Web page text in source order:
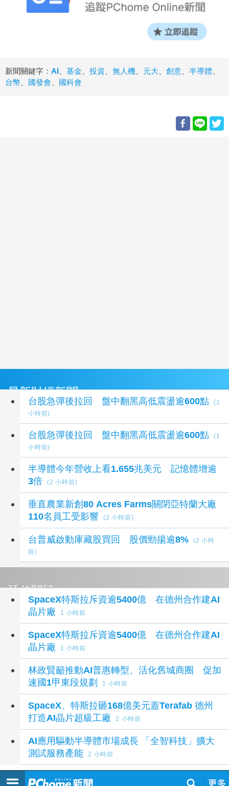
新聞關鍵字： AI 基金 投資 無人機 元大 創意 半導體
台幣
國發會 國科會
最新財經新聞
台股急彈後拉回 盤中翻黑高低震盪逾600點
(1
小時前)
台股急彈後拉回 盤中翻黑高低震盪逾600點
(1
小時前)
半導體今年營收上看1.655兆美元 記憶體增逾
3倍
(2 小時前)
垂直農業新創80 Acres Farms關閉亞特蘭大廠
110名員工受影響
(2 小時前)
台普威啟動庫藏股買回 股價勁揚逾8%
(2 小時
前)
延伸閱讀
SpaceX特斯拉斥資逾5400億 在德州合作建AI
晶片廠
1 小時前
SpaceX特斯拉斥資逾5400億 在德州合作建AI
晶片廠
1 小時前
林政賢籲推動AI普惠轉型、活化舊城商圈 促加
速國1甲東段規劃
1 小時前
SpaceX、特斯拉砸168億美元蓋Terafab 德州
打造AI晶片超級工廠
2 小時前
AI應用驅動半導體市場成長 「全智科技」擴大
測試服務產能
2 小時前